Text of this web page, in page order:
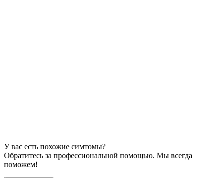
У вас есть похожие симтомы?
Обратитесь за профессиональной помощью. Мы всегда
поможем!